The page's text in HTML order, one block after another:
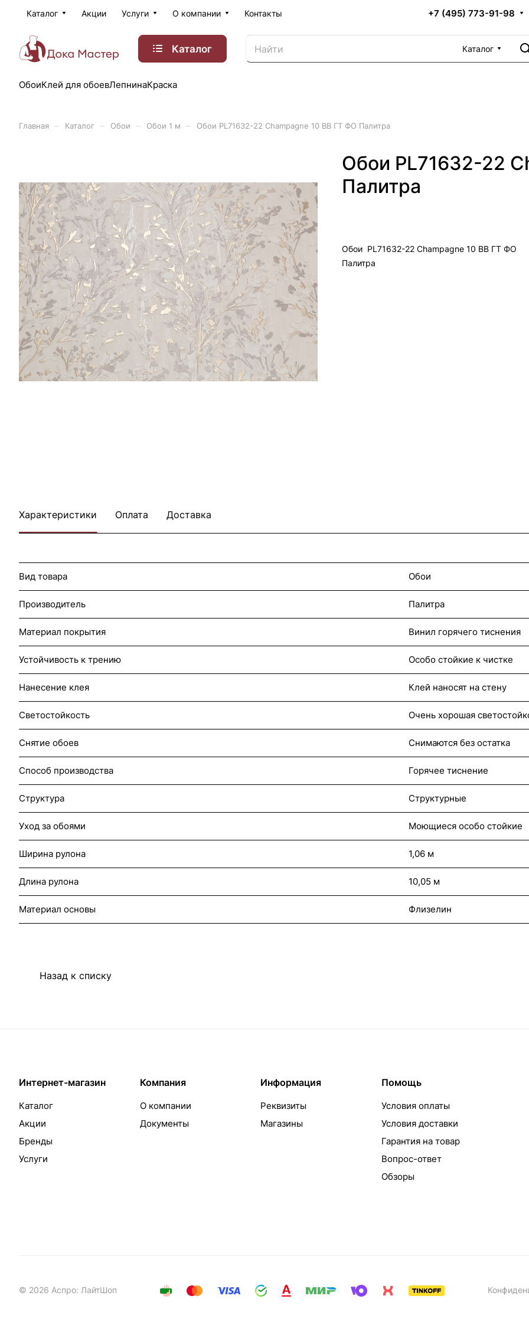
Каталог Акции Услуги О компании Контакты +7 (495) 773-91-98
Каталог Каталог
ОбоиКлей для обоевЛепнинаКраска
Главная Каталог Обои Обои 1 м Обои PL71632-22 Champagne 10 ВВ ГТ ФО Палитра
Обои PL71632-22
Палитра
Обои PL71632-22 Champagne 10 ВВ ГТ ФО
Палитра
Характеристики Оплата Доставка
Вид товара Обои
Производитель Палитра
Материал покрытия Винил горячего тиснения
Устойчивость к трению Особо стойкие к чистке
Нанесение клея Клей наносят на стену
Светостойкость Очень хорошая
Снятие обоев Снимаются без остатка
Способ производства Горячее тиснение
Структура Структурные
Уход за обоями Моющиеся особо стойкие
Ширина рулона 1,06 м
Длина рулона 10,05 м
Материал основы Флизелин
Назад к списку
Интернет-магазин
Каталог
Акции
Бренды
Услуги
Компания
О компании
Документы
Информация
Реквизиты
Магазины
Помощь
Условия оплаты
Условия доставки
Гарантия на товар
Вопрос-ответ
Обзоры
© 2026 Аспро: ЛайтШоп